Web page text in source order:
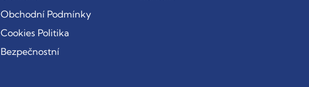
Obchodní Podmínky
Cookies Politika
Bezpečnostní